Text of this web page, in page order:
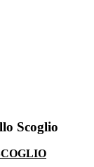
Scoglio